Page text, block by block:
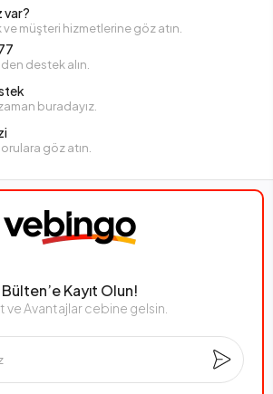
var?
müşteri hizmetlerine göz atın.
destek alın.
buradayız.
göz atın.
Bülten’e Kayıt Olun!
ve Avantajlar cebine gelsin.